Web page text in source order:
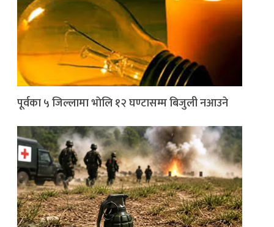
पूर्वका ५ जिल्लामा भाेलि १२ घण्टासम्म बिजुली नआउने